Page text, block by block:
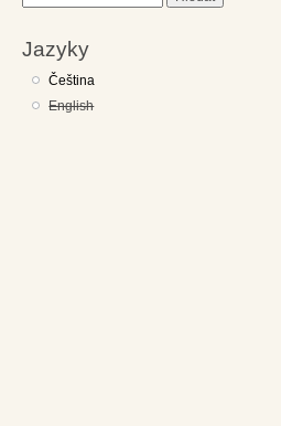
Jazyky
Čeština
English